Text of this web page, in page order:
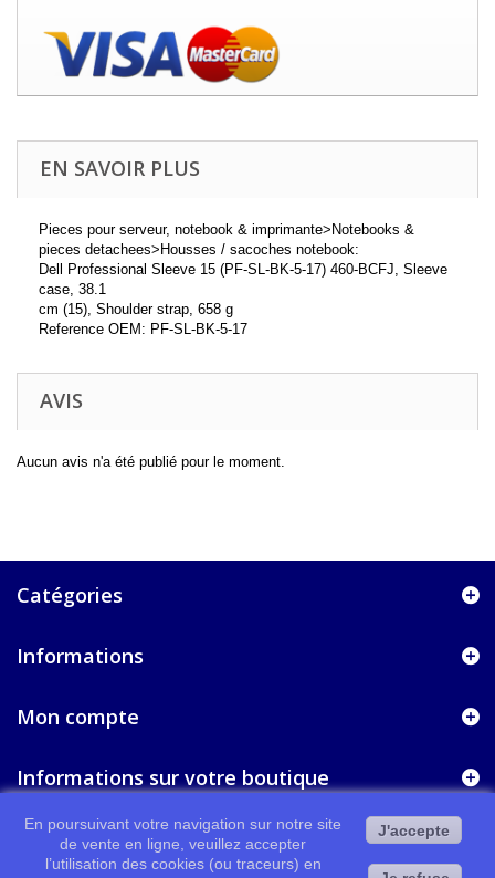
EN SAVOIR PLUS
Pieces pour serveur, notebook & imprimante>Notebooks &
pieces detachees>Housses / sacoches notebook:
Dell Professional Sleeve 15 (PF-SL-BK-5-17) 460-BCFJ, Sleeve
case, 38.1
cm (15), Shoulder strap, 658 g
Reference OEM: PF-SL-BK-5-17
AVIS
Aucun avis n'a été publié pour le moment.
Catégories
Informations
Mon compte
Informations sur votre boutique
En poursuivant votre navigation sur notre site
de vente en ligne, veuillez accepter
l’utilisation des cookies (ou traceurs) en
J'accepte